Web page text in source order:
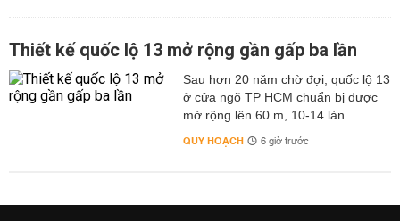
Thiết kế quốc lộ 13 mở rộng gần gấp ba lần
Sau hơn 20 năm chờ đợi, quốc lộ 13
ở cửa ngõ TP HCM chuẩn bị được
mở rộng lên 60 m, 10-14 làn...
QUY HOẠCH 6 giờ trước